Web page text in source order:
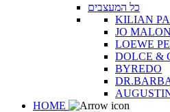
כל המעצבים
KILIAN
JO
LOEWE
DOLCE &
BYREDO
HOME